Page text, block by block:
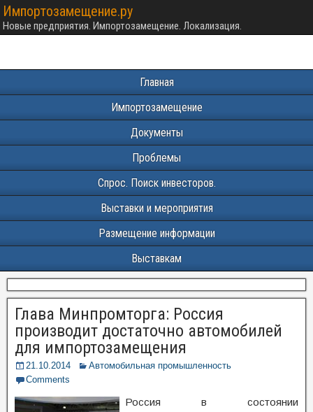
Импортозамещение.ру
Новые предприятия. Импортозамещение. Локализация.
Главная
Импортозамещение
Документы
Проблемы
Спрос. Поиск инвесторов.
Выставки и мероприятия
Размещение информации
Выставкам
Глава Минпромторга: Россия
производит достаточно автомобилей
для импортозамещения
21.10.2014
Автомобильная промышленность
Comments
Россия в состоянии